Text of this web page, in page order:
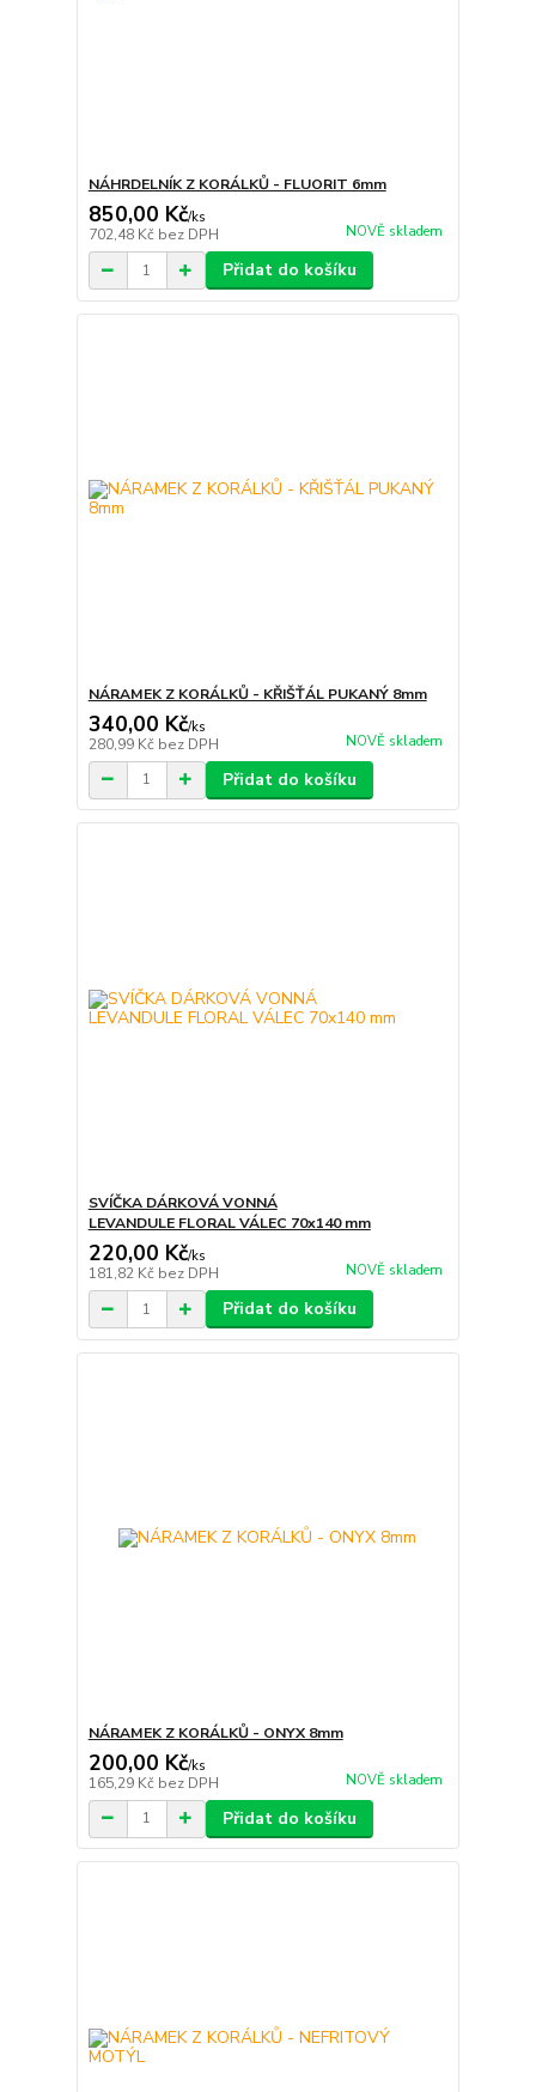
NÁHRDELNÍK Z KORÁLKŮ - FLUORIT 6mm
850,00 Kč/ks
702,48 Kč bez DPH NOVĚ skladem
Přidat do košíku
NÁRAMEK Z KORÁLKŮ - KŘIŠŤÁL PUKANÝ 8mm
340,00 Kč/ks
280,99 Kč bez DPH NOVĚ skladem
Přidat do košíku
SVÍČKA DÁRKOVÁ VONNÁ
LEVANDULE FLORAL VÁLEC 70x140 mm
220,00 Kč/ks
181,82 Kč bez DPH NOVĚ skladem
Přidat do košíku
NÁRAMEK Z KORÁLKŮ - ONYX 8mm
200,00 Kč/ks
165,29 Kč bez DPH NOVĚ skladem
Přidat do košíku